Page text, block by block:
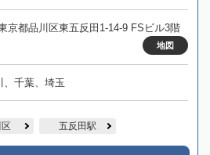
京都品川区東五反田1-14-9 FSビル3階
地図
、千葉、埼玉
五反田駅